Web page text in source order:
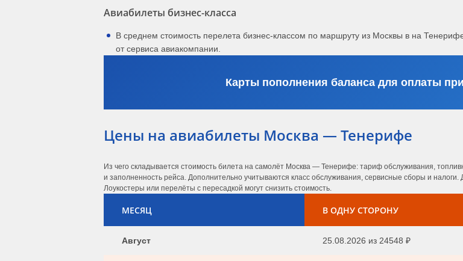
Авиабилеты бизнес-класса
В среднем стоимость перелета бизнес-классом по маршруту из Москвы в на
от сервиса авиакомпании.
Карты пополнения баланса для оплаты
Цены на авиабилеты Москва — Тенерифе
Из чего складывается стоимость билета на самолёт Москва — Тенерифе: тариф обслуживания,
и заполненность рейса. Дополнительно учитываются класс обслуживания, сервисные сборы и
Лоукостеры или перелёты с пересадкой могут снизить стоимость.
МЕСЯЦ В ОДНУ СТОРОНУ
Август 25.08.2026 из 24548 ₽